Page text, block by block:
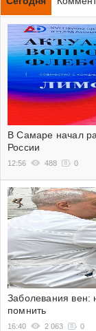
В Самаре начал
России
12:56 488 0
Заболевания вен:
помнить
16:40 2 063 0